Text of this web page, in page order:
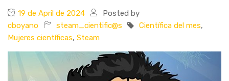
19 de April de 2024
Posted by
cboyano
steam_cientific@s Científica del mes,
Mujeres científicas, Steam